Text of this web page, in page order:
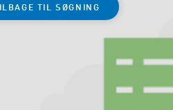
TIL SØGNING